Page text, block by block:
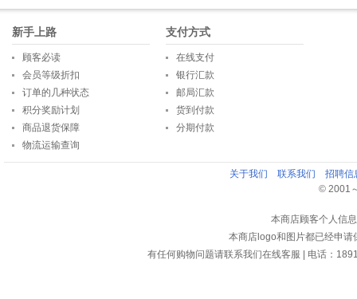
新手上路
顾客必读
会员等级折扣
订单的几种状态
积分奖励计划
商品退货保障
物流运输查询
支付方式
在线支付
银行汇款
邮局汇款
货到付款
分期付款
关于我们 联系我们
招聘信
© 2001
本商店顾客个人信
本商店logo和图片都已经申
有任何购物问题请联系我们在线客服 | 电话：